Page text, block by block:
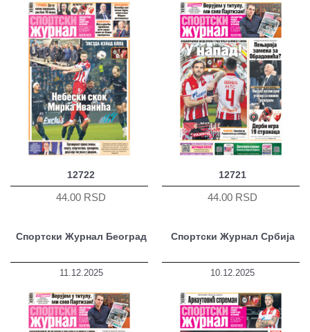
12722
44.00 RSD
12721
44.00 RSD
Спортски Журнал Београд
11.12.2025
Спортски Журнал Србија
10.12.2025